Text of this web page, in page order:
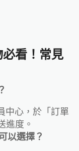
看！常見
中心，於「訂單
進度。
以選擇？